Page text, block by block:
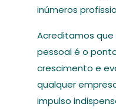
inúmeros
Acreditamos
pessoal é o
crescimento e
qualquer
impulso